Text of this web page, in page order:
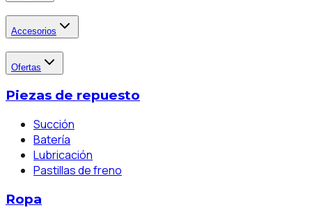
Accesorios
Ofertas
Piezas de repuesto
Succión
Batería
Lubricación
Pastillas de freno
Ropa